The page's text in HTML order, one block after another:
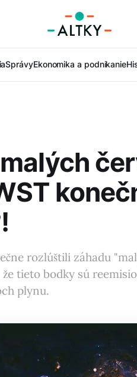
SprávyEkonomika a podnikanie
rozlúštili záhadu
tieto bodky sú
plynu.